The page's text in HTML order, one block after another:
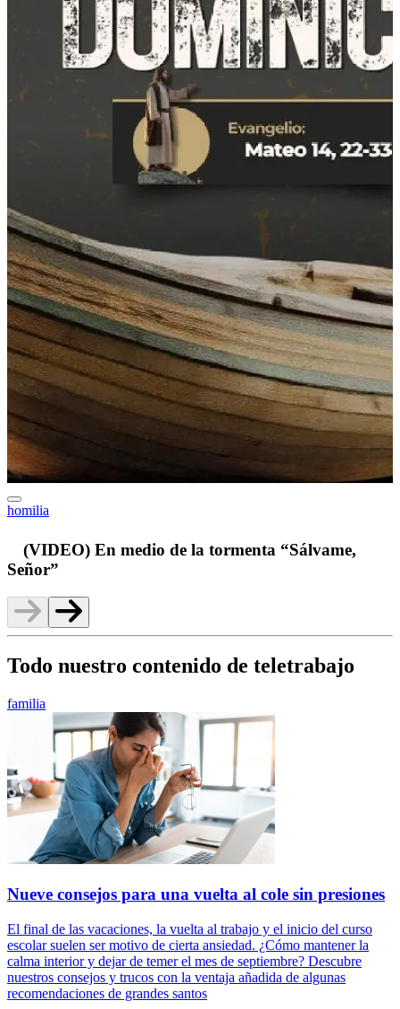
homilia
(VIDEO) En medio de la tormenta “Sálvame,
Señor”
Todo nuestro contenido de teletrabajo
familia
Nueve consejos para una vuelta al cole sin presiones
El final de las vacaciones, la vuelta al trabajo y el inicio del curso
escolar suelen ser motivo de cierta ansiedad. ¿Cómo mantener la
calma interior y dejar de temer el mes de septiembre? Descubre
nuestros consejos y trucos con la ventaja añadida de algunas
recomendaciones de grandes santos